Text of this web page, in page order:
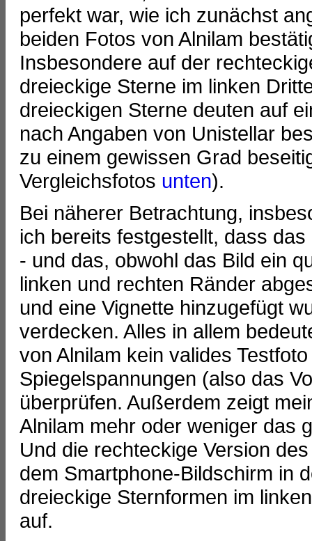
perfekt war, wie ich zunächst
beiden Fotos von Alnilam
Insbesondere auf der
dreieckige Sterne im linken
dreieckigen Sterne deuten auf
nach Angaben von Unistellar
zu einem gewissen Grad
Vergleichsfotos unten).
Bei näherer Betrachtung,
ich bereits festgestellt, dass
- und das, obwohl das Bild ein
linken und rechten Ränder
und eine Vignette hinzugefügt
verdecken. Alles in allem
von Alnilam kein valides
Spiegelspannungen (also das
überprüfen. Außerdem zeigt
Alnilam mehr oder weniger das
Und die rechteckige Version
dem Smartphone-Bildschirm in
dreieckige Sternformen im
auf.